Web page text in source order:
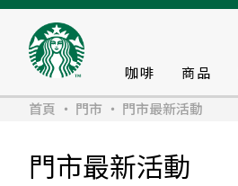
咖啡 商品
首頁
門市 門市最新活動
門市最新活動